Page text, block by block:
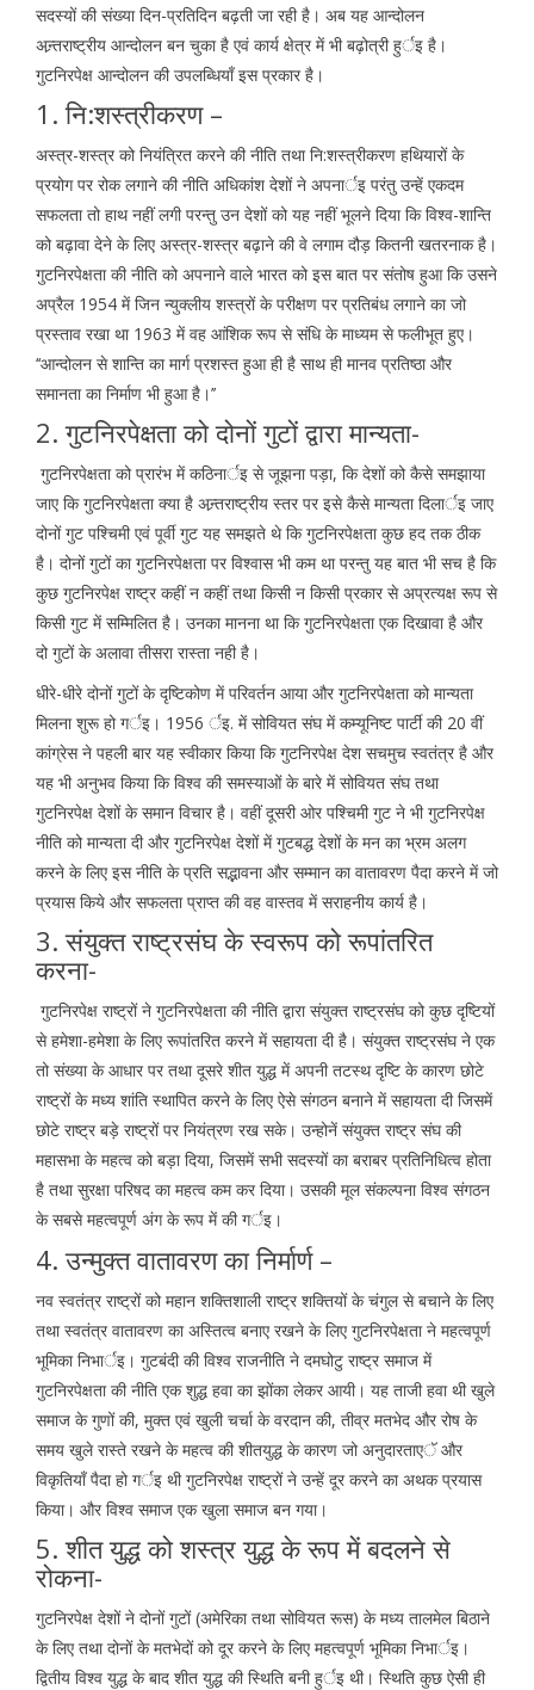
सदस्यों की संख्या दिन-प्रतिदिन बढ़ती जा रही है। अब यह आन्दोलन
अन्र्तराष्ट्रीय आन्दोलन बन चुका है एवं कार्य क्षेत्र में भी बढ़ोत्री हुर्इ है।
गुटनिरपेक्ष आन्दोलन की उपलब्धियाँ इस प्रकार है।
1. नि:शस्त्रीकरण –
अस्त्र-शस्त्र को नियंत्रित करने की नीति तथा नि:शस्त्रीकरण हथियारों के
प्रयोग पर रोक लगाने की नीति अधिकांश देशों ने अपनार्इ परंतु उन्हें एकदम
सफलता तो हाथ नहीं लगी परन्तु उन देशों को यह नहीं भूलने दिया कि विश्व-शान्ति
को बढ़ावा देने के लिए अस्त्र-शस्त्र बढ़ाने की वे लगाम दौड़ कितनी खतरनाक है।
गुटनिरपेक्षता की नीति को अपनाने वाले भारत को इस बात पर संतोष हुआ कि उसने
अप्रैल 1954 में जिन न्युक्लीय शस्त्रों के परीक्षण पर प्रतिबंध लगाने का जो
प्रस्ताव रखा था 1963 में वह आंशिक रूप से संधि के माध्यम से फलीभूत हुए।
‘‘आन्दोलन से शान्ति का मार्ग प्रशस्त हुआ ही है साथ ही मानव प्रतिष्ठा और
समानता का निर्माण भी हुआ है।’’
2. गुटनिरपेक्षता को दोनों गुटों द्वारा मान्यता-
गुटनिरपेक्षता को प्रारंभ में कठिनार्इ से जूझना पड़ा, कि देशों को कैसे समझाया
जाए कि गुटनिरपेक्षता क्या है अन्र्तराष्ट्रीय स्तर पर इसे कैसे मान्यता दिलार्इ जाए
दोनों गुट पश्चिमी एवं पूर्वी गुट यह समझते थे कि गुटनिरपेक्षता कुछ हद तक ठीक
है। दोनों गुटों का गुटनिरपेक्षता पर विश्वास भी कम था परन्तु यह बात भी सच है कि
कुछ गुटनिरपेक्ष राष्ट्र कहीं न कहीं तथा किसी न किसी प्रकार से अप्रत्यक्ष रूप से
किसी गुट में सम्मिलित है। उनका मानना था कि गुटनिरपेक्षता एक दिखावा है और
दो गुटों के अलावा तीसरा रास्ता नही है।
धीरे-धीरे दोनों गुटों के दृष्टिकोण में परिवर्तन आया और गुटनिरपेक्षता को मान्यता
मिलना शुरू हो गर्इ। 1956 र्इ. में सोवियत संघ में कम्यूनिष्ट पार्टी की 20 वीं
कांग्रेस ने पहली बार यह स्वीकार किया कि गुटनिरपेक्ष देश सचमुच स्वतंत्र है और
यह भी अनुभव किया कि विश्व की समस्याओं के बारे में सोवियत संघ तथा
गुटनिरपेक्ष देशों के समान विचार है। वहीं दूसरी ओर पश्चिमी गुट ने भी गुटनिरपेक्ष
नीति को मान्यता दी और गुटनिरपेक्ष देशों में गुटबद्ध देशों के मन का भ्रम अलग
करने के लिए इस नीति के प्रति सद्भावना और सम्मान का वातावरण पैदा करने में जो
प्रयास किये और सफलता प्राप्त की वह वास्तव में सराहनीय कार्य है।
3. संयुक्त राष्ट्रसंघ के स्वरूप को रूपांतरित
करना-
गुटनिरपेक्ष राष्ट्रों ने गुटनिरपेक्षता की नीति द्वारा संयुक्त राष्ट्रसंघ को कुछ दृष्टियों
से हमेशा-हमेशा के लिए रूपांतरित करने में सहायता दी है। संयुक्त राष्ट्रसंघ ने एक
तो संख्या के आधार पर तथा दूसरे शीत युद्ध में अपनी तटस्थ दृष्टि के कारण छोटे
राष्ट्रों के मध्य शांति स्थापित करने के लिए ऐसे संगठन बनाने में सहायता दी जिसमें
छोटे राष्ट्र बड़े राष्ट्रों पर नियंत्रण रख सके। उन्होनें संयुक्त राष्ट्र संघ की
महासभा के महत्व को बड़ा दिया, जिसमें सभी सदस्यों का बराबर प्रतिनिधित्व होता
है तथा सुरक्षा परिषद का महत्व कम कर दिया। उसकी मूल संकल्पना विश्व संगठन
के सबसे महत्वपूर्ण अंग के रूप में की गर्इ।
4. उन्मुक्त वातावरण का निर्मार्ण –
नव स्वतंत्र राष्ट्रों को महान शक्तिशाली राष्ट्र शक्तियों के चंगुल से बचाने के लिए
तथा स्वतंत्र वातावरण का अस्तित्व बनाए रखने के लिए गुटनिरपेक्षता ने महत्वपूर्ण
भूमिका निभार्इ। गुटबंदी की विश्व राजनीति ने दमघोटु राष्ट्र समाज में
गुटनिरपेक्षता की नीति एक शुद्ध हवा का झोंका लेकर आयी। यह ताजी हवा थी खुले
समाज के गुणों की, मुक्त एवं खुली चर्चा के वरदान की, तीव्र मतभेद और रोष के
समय खुले रास्ते रखने के महत्व की शीतयुद्ध के कारण जो अनुदारताएॅ और
विकृतियाँ पैदा हो गर्इ थी गुटनिरपेक्ष राष्ट्रों ने उन्हें दूर करने का अथक प्रयास
किया। और विश्व समाज एक खुला समाज बन गया।
5. शीत युद्ध को शस्त्र युद्ध के रूप में बदलने से
रोकना-
गुटनिरपेक्ष देशों ने दोनों गुटों (अमेरिका तथा सोवियत रूस) के मध्य तालमेल बिठाने
के लिए तथा दोनों के मतभेदों को दूर करने के लिए महत्वपूर्ण भूमिका निभार्इ।
द्वितीय विश्व युद्ध के बाद शीत युद्ध की स्थिति बनी हुर्इ थी। स्थिति कुछ ऐसी ही